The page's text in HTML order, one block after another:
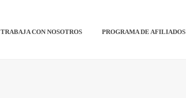
TRABAJA CON NOSOTROS PROGRAMA DE AFILIADOS